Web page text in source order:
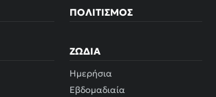
ΠΟΛΙΤΙΣΜΌΣ
ΖΏΔΙΑ
Ημερήσια
Εβδομαδιαία